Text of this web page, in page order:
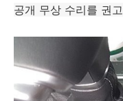
공개 무상 수리를 권고